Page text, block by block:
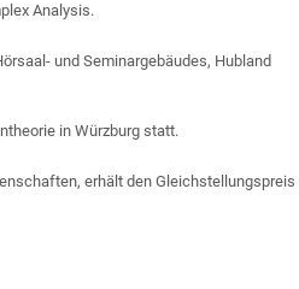
Analysis.
und Seminargebäudes, Hubland
in Würzburg statt.
erhält den Gleichstellungspreis